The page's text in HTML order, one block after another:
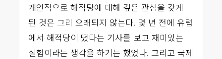
개인적으로 해적당에 대해 깊은 관심을 갖게
된 것은 그리 오래되지 않는다. 몇 년 전에 유럽
에서 해적당이 떴다는 기사를 보고 재미있는
실험이라는 생각을 하기는 했었다. 그리고 국제